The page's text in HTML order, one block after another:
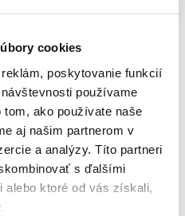
cookies
poskytovanie funkcií
používame
ako používate naše
aj našim partnerom v
a analýzy. Títo partneri
s ďalšími
ktoré od vás získali,